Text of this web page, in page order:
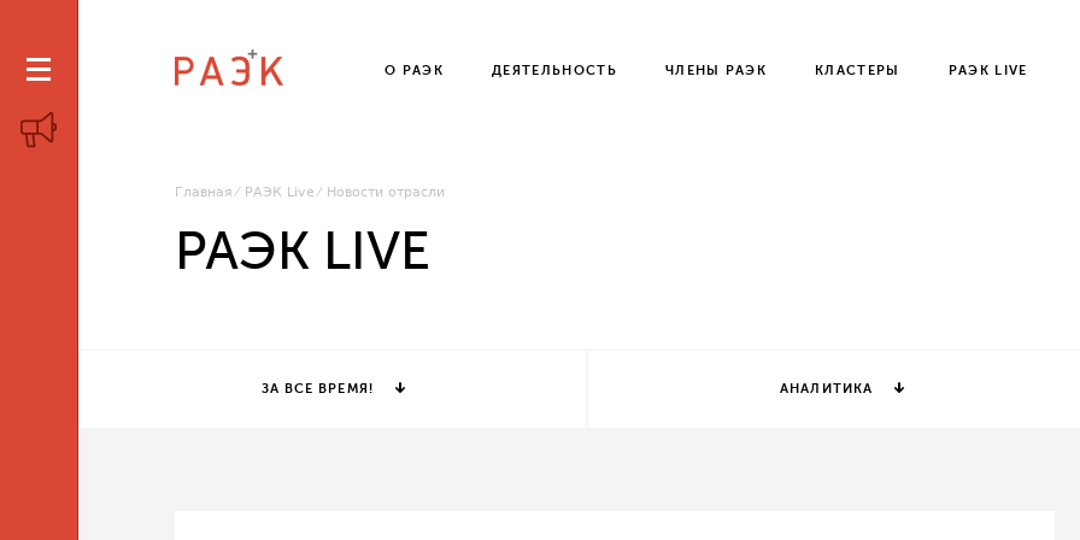
О РАЭК ДЕЯТЕЛЬНОСТЬ ЧЛЕНЫ РАЭК КЛАСТЕРЫ РАЭК LIVE
Главная РАЭК Live Новости отрасли
РАЭК LIVE
ЗА ВСЕ ВРЕМЯ! АНАЛИТИКА